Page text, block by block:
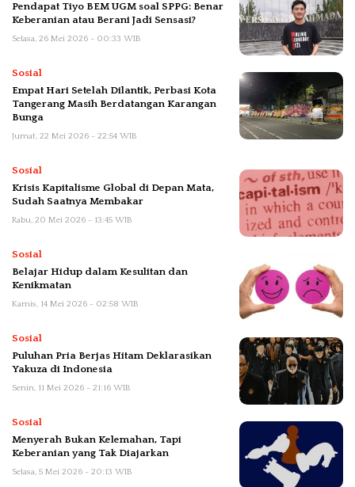
Pendapat Tiyo BEM UGM soal SPPG: Benar
Keberanian atau Berani Jadi Sensasi?
Selasa, 26 Mei 2026 - 00:33 WIB
Sosial
Empat Hari Setelah Dilantik, Perbasi Kota
Tangerang Masih Berdatangan Karangan
Bunga
Jumat, 22 Mei 2026 - 22:54 WIB
Sosial
Krisis Kapitalisme Global di Depan Mata,
Sudah Saatnya Membakar
Rabu, 20 Mei 2026 - 13:45 WIB
Sosial
Belajar Hidup dalam Kesulitan dan
Kenikmatan
Kamis, 14 Mei 2026 - 02:58 WIB
Sosial
Puluhan Pria Berjas Hitam Deklarasikan
Yakuza di Indonesia
Senin, 11 Mei 2026 - 21:16 WIB
Sosial
Menyerah Bukan Kelemahan, Tapi
Keberanian yang Tak Diajarkan
Selasa, 5 Mei 2026 - 20:13 WIB